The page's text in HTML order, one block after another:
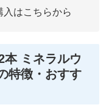
はこちらから
ミネラルウ
特徴・おすす